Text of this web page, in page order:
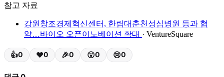
참고 자료
강원창조경제혁신센터, 한림대춘천성심병원 등과 협
약…바이오 오픈이노베이션 확대 · VentureSquare